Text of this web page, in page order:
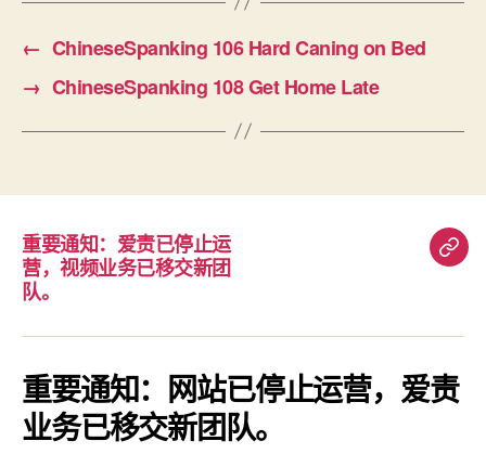
← ChineseSpanking 106 Hard Caning on Bed
→ ChineseSpanking 108 Get Home Late
重要通知：爱责已停止运
营，视频业务已移交新团
队。
重
知：
爱
责
重要通知：网站已停止运营，爱责
业务已移交新团队。